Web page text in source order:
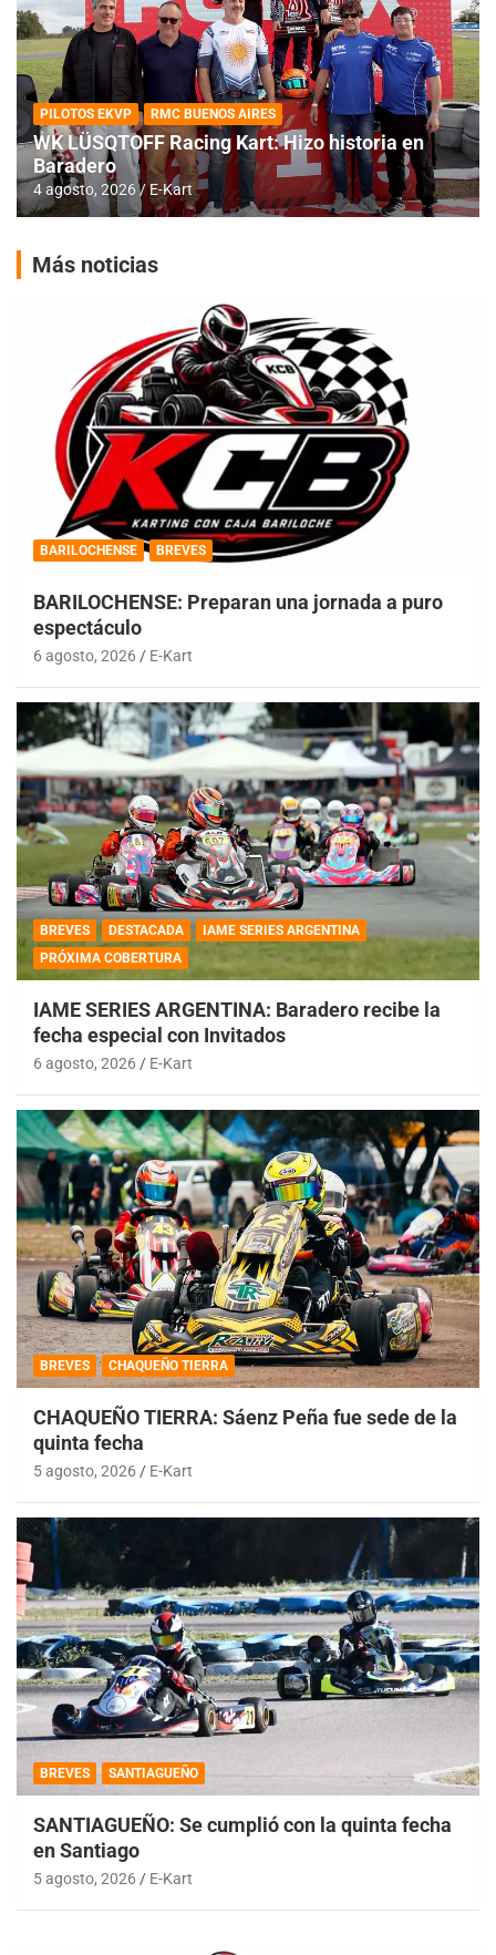
PILOTOS EKVP RMC BUENOS AIRES
WK LÜSQTOFF Racing Kart: Hizo historia en
Baradero
4 agosto, 2026 E-Kart
Más noticias
BARILOCHENSE BREVES
BARILOCHENSE: Preparan una jornada a puro
espectáculo
6 agosto, 2026 E-Kart
BREVES DESTACADA
IAME SERIES ARGENTINA
PRÓXIMA COBERTURA
IAME SERIES ARGENTINA: Baradero recibe la
fecha especial con Invitados
6 agosto, 2026 E-Kart
BREVES CHAQUEÑO TIERRA
CHAQUEÑO TIERRA: Sáenz Peña fue sede de la
quinta fecha
5 agosto, 2026 E-Kart
BREVES SANTIAGUEÑO
SANTIAGUEÑO: Se cumplió con la quinta fecha
en Santiago
5 agosto, 2026 E-Kart